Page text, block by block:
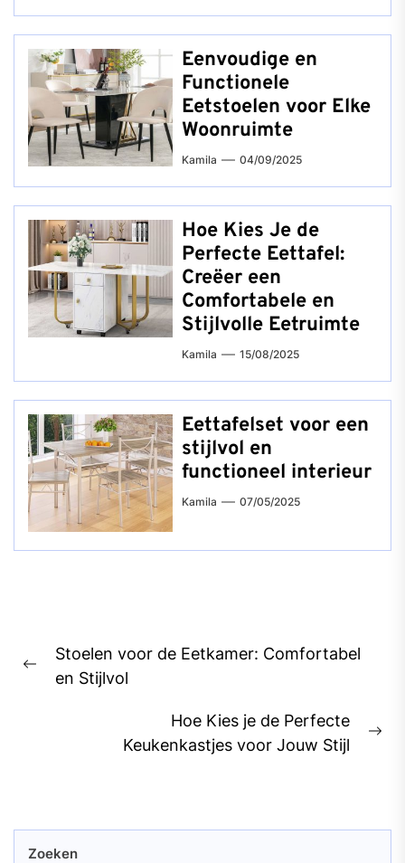
Eenvoudige en
Functionele
Eetstoelen voor Elke
Woonruimte
Kamila 04/09/2025
Hoe Kies Je de
Perfecte Eettafel:
Creëer een
Comfortabele en
Stijlvolle Eetruimte
Kamila 15/08/2025
Eettafelset voor een
stijlvol en
functioneel interieur
Kamila 07/05/2025
navigatie
Previous
Stoelen voor de Eetkamer: Comfortabel
en Stijlvol
Hoe Kies je de Perfecte
Keukenkastjes voor Jouw Stijl
Zoeken